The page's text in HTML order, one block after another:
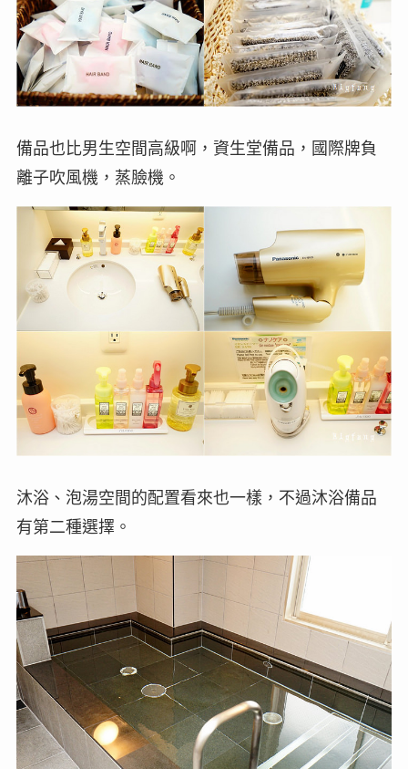
備品也比男生空間高級啊，資生堂備品，國際牌負
離子吹風機，蒸臉機。
沐浴、泡湯空間的配置看來也一樣，不過沐浴備品
有第二種選擇。